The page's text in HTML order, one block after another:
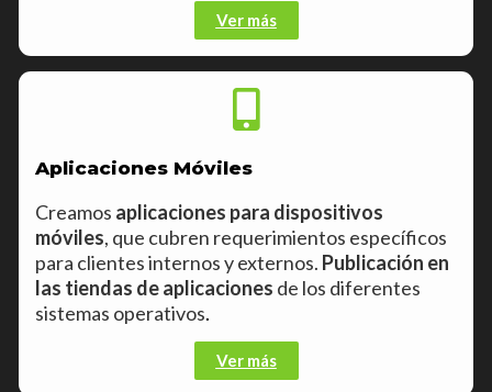
Ver más
Aplicaciones Móviles
Creamos aplicaciones para dispositivos
móviles, que cubren requerimientos específicos
para clientes internos y externos. Publicación en
las tiendas de aplicaciones de los diferentes
sistemas operativos.
Ver más